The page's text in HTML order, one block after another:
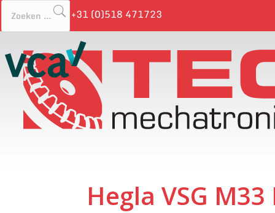
+31 (0)518 471723
Hegla VSG